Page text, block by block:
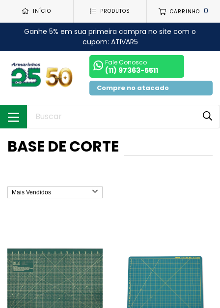
INÍCIO PRODUTOS CARRINHO 0
Ganhe 5% em sua primeira compra no site com o
cupom: ATIVAR5
Fale Conosco
(11) 97363-5511
Compre no atacado
BASE DE CORTE